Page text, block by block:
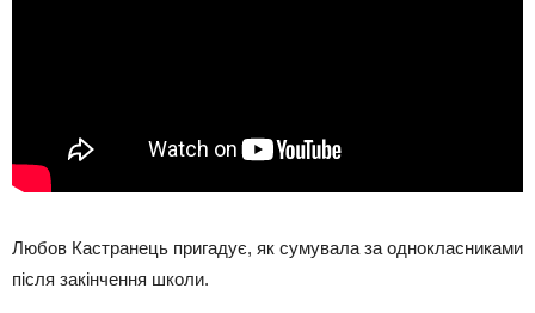
Любов Кастранець пригадує, як сумувала за однокласниками
після закінчення школи.